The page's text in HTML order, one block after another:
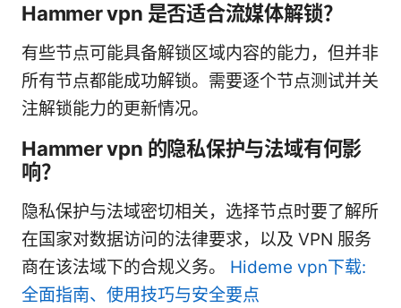
Hammer vpn 是否适合流媒体解锁？
有些节点可能具备解锁区域内容的能力，但并非
所有节点都能成功解锁。需要逐个节点测试并关
注解锁能力的更新情况。
Hammer vpn 的隐私保护与法域有何影
响？
隐私保护与法域密切相关，选择节点时要了解所
在国家对数据访问的法律要求，以及 VPN 服务
商在该法域下的合规义务。 Hideme vpn下载:
全面指南、使用技巧与安全要点